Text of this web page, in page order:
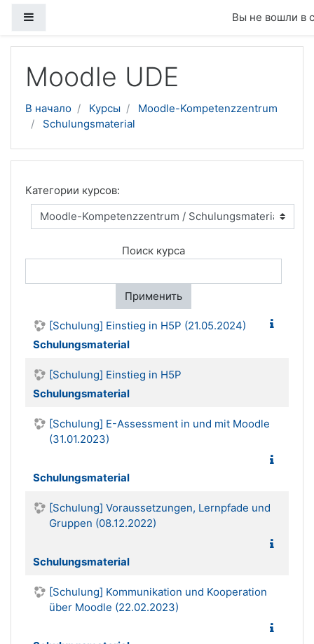
Вы не вошли в
Moodle UDE
В начало Курсы
Moodle-Kompetenzzentrum
Schulungsmaterial
Категории курсов:
Поиск курса
Применить
[Schulung] Einstieg in H5P (21.05.2024)
Schulungsmaterial
[Schulung] Einstieg in H5P
Schulungsmaterial
[Schulung] E-Assessment in und mit Moodle
(31.01.2023)
Schulungsmaterial
[Schulung] Voraussetzungen, Lernpfade und
Gruppen (08.12.2022)
Schulungsmaterial
[Schulung] Kommunikation und Kooperation
über Moodle (22.02.2023)